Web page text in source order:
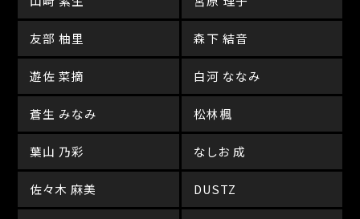
友部 柚里 森下 結音
遊佐 菜摘 白河 ななみ
蒼生 みなみ 松林楓
葉山 乃彩 なしお 成
佐々木 麻美 DUSTZ